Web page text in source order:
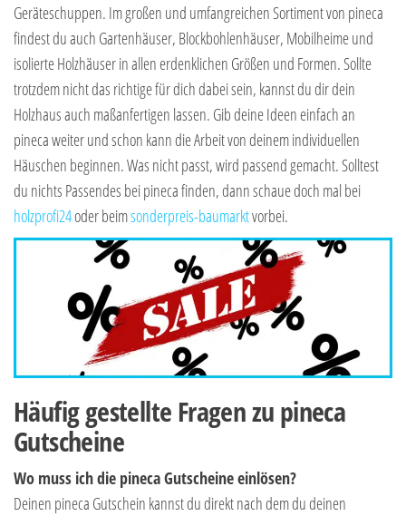
Geräteschuppen. Im großen und umfangreichen Sortiment von pineca
findest du auch Gartenhäuser, Blockbohlenhäuser, Mobilheime und
isolierte Holzhäuser in allen erdenklichen Größen und Formen. Sollte
trotzdem nicht das richtige für dich dabei sein, kannst du dir dein
Holzhaus auch maßanfertigen lassen. Gib deine Ideen einfach an
pineca weiter und schon kann die Arbeit von deinem individuellen
Häuschen beginnen. Was nicht passt, wird passend gemacht. Solltest
du nichts Passendes bei pineca finden, dann schaue doch mal bei
holzprofi24oder beimsonderpreis-baumarktvorbei.
Häufig gestellte Fragen zu pineca
Gutscheine
Wo muss ich die pineca Gutscheine einlösen?
Deinen pineca Gutschein kannst du direkt nach dem du deinen